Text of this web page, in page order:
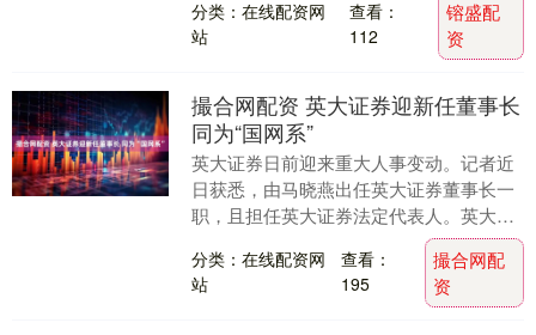
分类：在线配资网
站
查看：
112
镕盛配
资
撮合网配资 英大证券迎新任董事长
同为“国网系”
英大证券日前迎来重大人事变动。记者近
日获悉，由马晓燕出任英大证券董事长一
职，且担任英大证券法定代表人。英大证
券原董事长段光明已卸任。 资料显示，马
晓燕，女，19....
分类：在线配资网
站
查看：
195
撮合网配
资